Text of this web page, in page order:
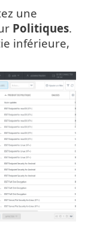
une
Politiques.
inférieure,